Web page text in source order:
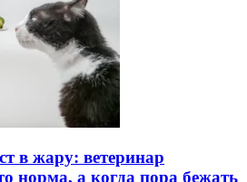
в жару: ветеринар
норма, а когда пора бежать